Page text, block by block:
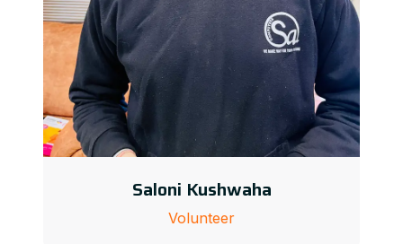
Saloni Kushwaha
Volunteer